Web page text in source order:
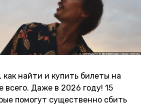
как найти и купить билеты на
всего. Даже в 2026 году! 15
помогут существенно сбить